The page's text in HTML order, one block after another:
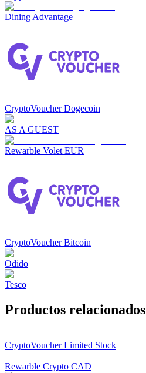
Dining Advantage
CryptoVoucher Dogecoin
AS A GUEST
Rewarble Volet EUR
CryptoVoucher Bitcoin
Odido
Tesco
Productos relacionados
CryptoVoucher Limited Stock
Rewarble Crypto CAD